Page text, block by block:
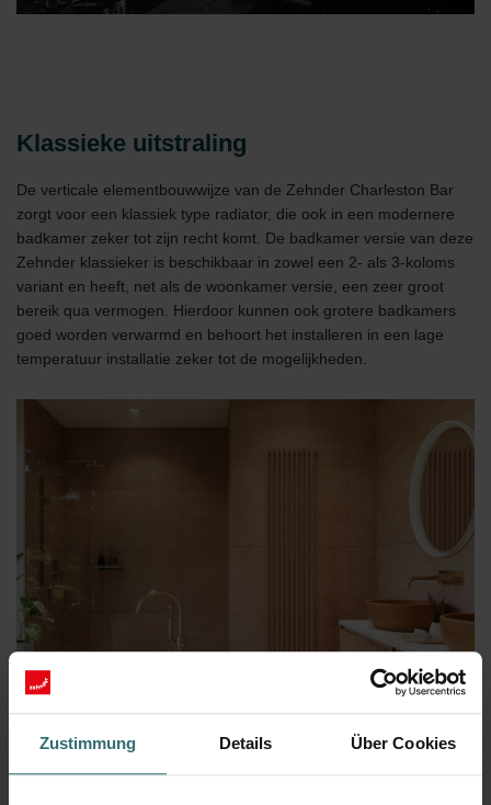
Zustimmung Details Über Cookies
Klassieke uitstraling
De verticale elementbouwwijze van de Zehnder Charleston Bar
zorgt voor een klassiek type radiator, die ook in een modernere
badkamer zeker tot zijn recht komt. De badkamer versie van deze
Zehnder klassieker is beschikbaar in zowel een 2- als 3-koloms
variant en heeft, net als de woonkamer versie, een zeer groot
bereik qua vermogen. Hierdoor kunnen ook grotere badkamers
goed worden verwarmd en behoort het installeren in een lage
temperatuur installatie zeker tot de mogelijkheden.